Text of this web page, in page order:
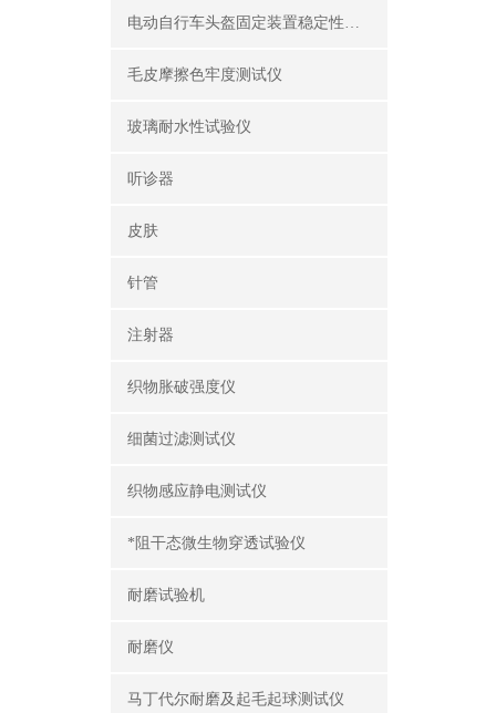
电动自行车头盔固定装置稳定性测试仪
毛皮摩擦色牢度测试仪
玻璃耐水性试验仪
听诊器
皮肤
针管
注射器
织物胀破强度仪
细菌过滤测试仪
织物感应静电测试仪
*阻干态微生物穿透试验仪
耐磨试验机
耐磨仪
马丁代尔耐磨及起毛起球测试仪